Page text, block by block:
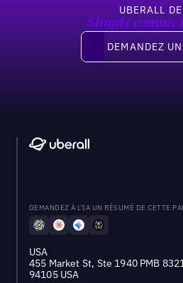
UBERALL
Simple
Demandez une
DEMANDEZ
DEMANDEZ À L'IA UN RÉSUMÉ DE CETTE
USA
455 Market St, Ste 1940 PMB
94105 USA